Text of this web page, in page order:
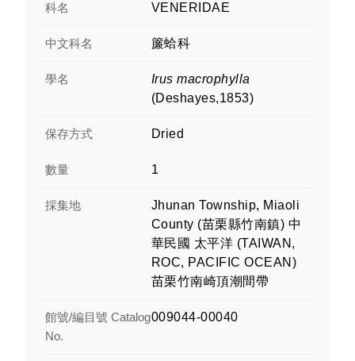
科名 VENERIDAE
中文科名 簾蛤科
學名
Irus macrophylla
(Deshayes,1853)
保存方式 Dried
數量 1
採集地
Jhunan Township, Miaoli
County (苗栗縣竹南鎮) 中
華民國 太平洋 (TAIWAN,
ROC, PACIFIC OCEAN)
苗栗竹南崎頂潮間帶
館號/編目號 Catalog
No.
009044-00040